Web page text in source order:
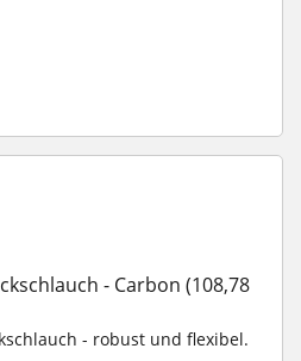
- Carbon (108,78
- robust und flexibel.